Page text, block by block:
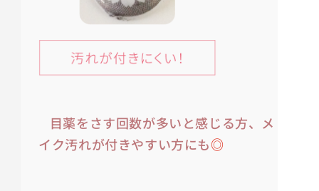
目薬をさす回数が多いと感じる方、メ
イク汚れが付きやすい方にも◎